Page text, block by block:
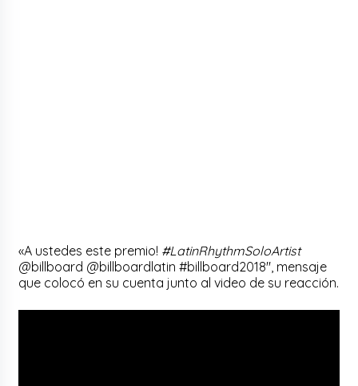
«A ustedes este premio! #LatinRhythmSoloArtist
@billboard @billboardlatin #billboard2018″, mensaje
que colocó en su cuenta junto al video de su reacción.